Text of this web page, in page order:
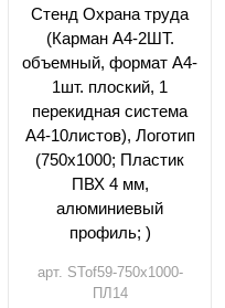
Стенд Охрана труда
(Карман А4-2ШТ.
объемный, формат А4-
1шт. плоский, 1
перекидная система
А4-10листов), Логотип
(750х1000; Пластик
ПВХ 4 мм,
алюминиевый
профиль; )
арт. STof59-750х1000-
ПЛ14